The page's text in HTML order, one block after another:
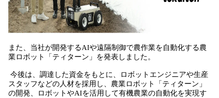
また、当社が開発するAIや遠隔制御で農作業を自動化する農
業ロボット「ティターン」を発表しました。
今後は、調達した資金をもとに、ロボットエンジニアや生産
スタッフなどの人材を採用し、農業ロボット「ティターン」
の開発、ロボットやAIを活用して有機農業の自動化を実現す